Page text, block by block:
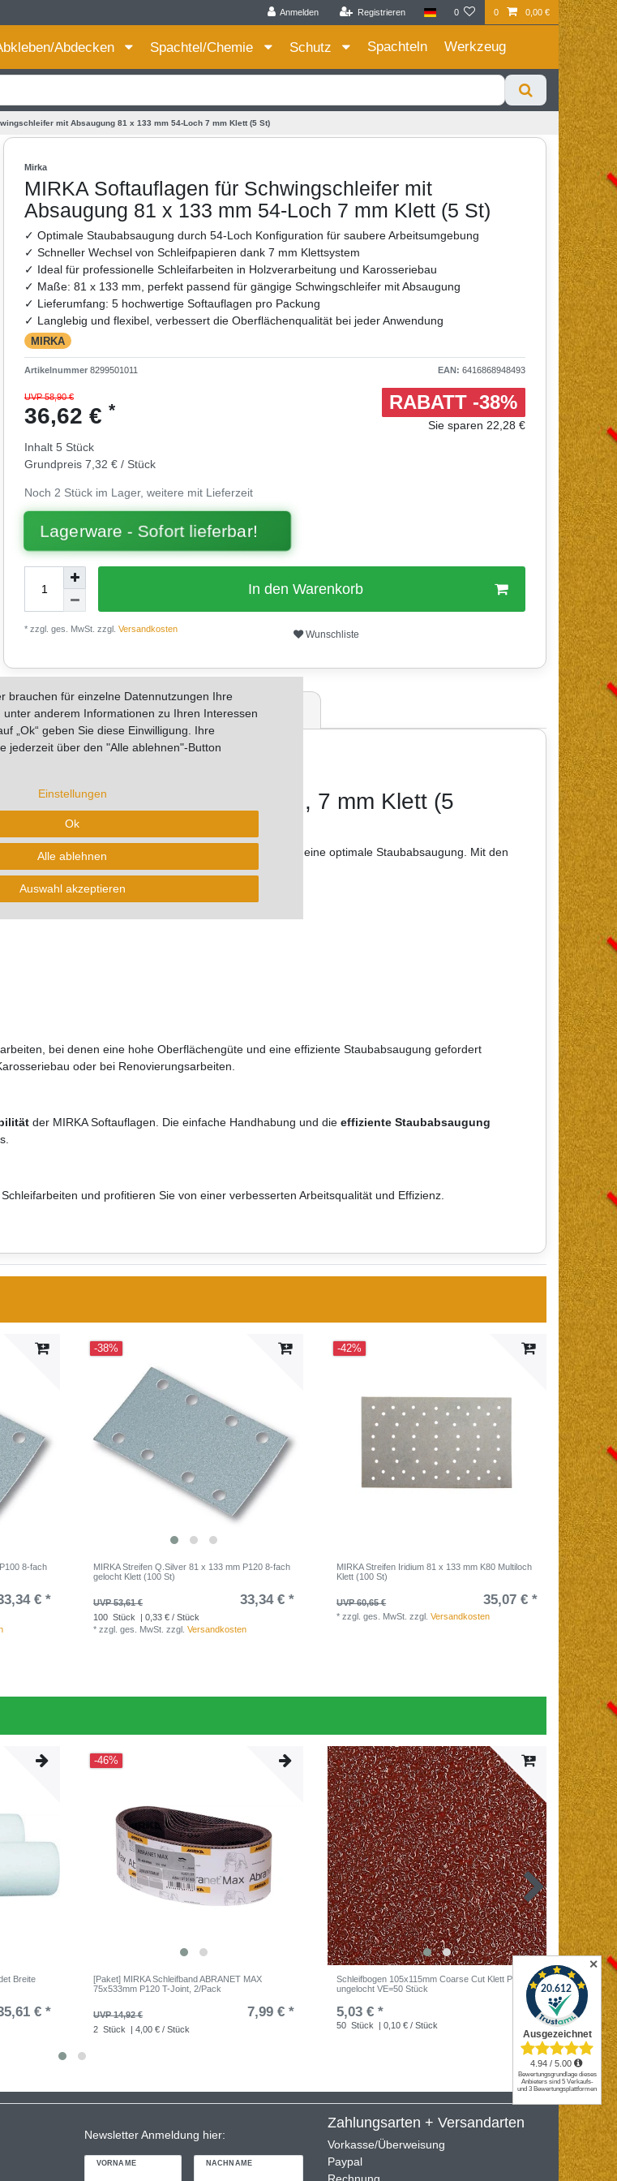
Anmelden Registrieren 0 0 0,00 €
Preise HIER registrieren! Zum Privatkunden Shop bitte hier klicken
Abdecken Spachtel/Chemie Schutz Spachteln Werkzeug
mit Absaugung 81 x 133 mm 54-Loch 7 mm Klett (5 St)
Mirka
MIRKA Softauflagen für Schwingschleifer mit
Absaugung 81 x 133 mm 54-Loch 7 mm Klett (5 St)
✓ Optimale Staubabsaugung durch 54-Loch Konfiguration für saubere Arbeitsumgebung
✓ Schneller Wechsel von Schleifpapieren dank 7 mm Klettsystem
✓ Ideal für professionelle Schleifarbeiten in Holzverarbeitung und Karosseriebau
✓ Maße: 81 x 133 mm, perfekt passend für gängige Schwingschleifer mit Absaugung
✓ Lieferumfang: 5 hochwertige Softauflagen pro Packung
✓ Langlebig und flexibel, verbessert die Oberflächenqualität bei jeder Anwendung
MIRKA
Artikelnummer 8299501011 EAN: 6416868948493
UVP 58,90 €
36,62 € *
Inhalt 5 Stück
Grundpreis 7,32 € / Stück
RABATT -38%
Sie sparen 22,28 €
Noch 2 Stück im Lager, weitere mit Lieferzeit
Lagerware - Sofort lieferbar!
In den Warenkorb
* zzgl. ges. MwSt. zzgl.
Versandkosten
Wunschliste
Fragen zum Artikel Bewertungen
- 81 x 133 mm, 54-Loch, 7 mm Klett (5
konzipiert und bieten durch ihre 54-Loch Konfiguration eine optimale Staubabsaugung. Mit den
schnell und einfach wechseln.
bei denen eine hohe Oberflächengüte und eine effiziente Staubabsaugung gefordert
oder bei Renovierungsarbeiten.
der MIRKA Softauflagen. Die einfache Handhabung und die effiziente Staubabsaugung
und profitieren Sie von einer verbesserten Arbeitsqualität und Effizienz.
8-fach
€ *
-38%
MIRKA Streifen Q.Silver 81 x 133 mm P120 8-fach
gelocht Klett (100 St)
UVP 53,61 € 33,34 € *
100 Stück
| 0,33 € / Stück
*zzgl. ges. MwSt. zzgl.Versandkosten
-42%
MIRKA Streifen Iridium 81 x 133 mm K80 Multiloch
Klett (100 St)
UVP 60,65 € 35,07 € *
*zzgl. ges. MwSt. zzgl.Versandkosten
Breite
€ *
-46%
[Paket] MIRKA Schleifband ABRANET MAX
75x533mm P120 T-Joint, 2/Pack
UVP 14,92 € 7,99 € *
2 Stück | 4,00 € / Stück
Schleifbogen 105x115mm Coarse Cut Klett P150
ungelocht VE=50 Stück
5,03 € *
50 Stück | 0,10 € / Stück
-38%
MIRKA
UVP
Newsletter Anmeldung hier:
VORNAME NACHNAME
Zahlungsarten + Versandarten
Vorkasse/Überweisung
Paypal
brauchen für einzelne Datennutzungen Ihre
unter anderem Informationen zu Ihren Interessen
„Ok“ geben Sie diese Einwilligung. Ihre
jederzeit über den "Alle ablehnen"-Button
Einstellungen
Ok
Alle ablehnen
Auswahl akzeptieren
✕